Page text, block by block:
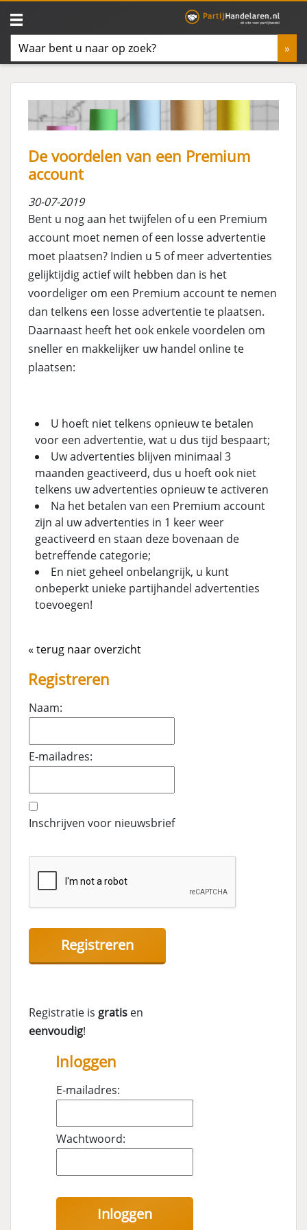
De voordelen van een Premium
account
30-07-2019
Bent u nog aan het twijfelen of u een Premium
account moet nemen of een losse advertentie
moet plaatsen? Indien u 5 of meer advertenties
gelijktijdig actief wilt hebben dan is het
voordeliger om een Premium account te nemen
dan telkens een losse advertentie te plaatsen.
Daarnaast heeft het ook enkele voordelen om
sneller en makkelijker uw handel online te
plaatsen:
U hoeft niet telkens opnieuw te betalen
voor een advertentie, wat u dus tijd bespaart;
Uw advertenties blijven minimaal 3
maanden geactiveerd, dus u hoeft ook niet
telkens uw advertenties opnieuw te activeren
Na het betalen van een Premium account
zijn al uw advertenties in 1 keer weer
geactiveerd en staan deze bovenaan de
betreffende categorie;
En niet geheel onbelangrijk, u kunt
onbeperkt unieke partijhandel advertenties
toevoegen!
« terug naar overzicht
Registreren
Naam:
E-mailadres:
Inschrijven voor nieuwsbrief
Registratie is gratis en
eenvoudig!
Inloggen
E-mailadres:
Wachtwoord: